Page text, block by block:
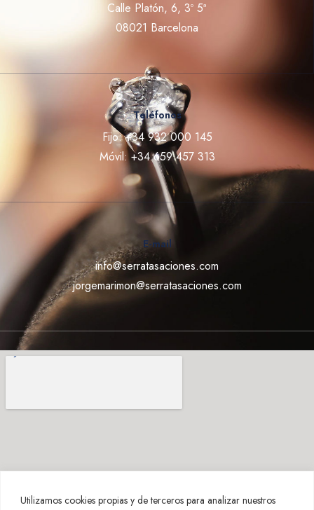
Utilizamos cookies propias y de terceros para analizar nuestros
Calle Platón, 6, 3º 5ª
08021 Barcelona
Teléfonos
Fijo: +34 932 000 145
Móvil: +34 659 457 313
E-mail
info@serratasaciones.com
jorgemarimon@serratasaciones.com